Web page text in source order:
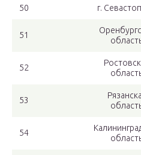
50 г.
51
52
53
54